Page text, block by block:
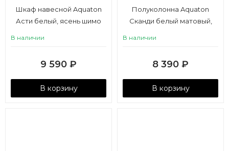
Шкаф навесной Aquaton
Асти белый, ясень шимо
В наличии
9 590 ₽
В корзину
Полуколонна Aquaton
Сканди белый матовый,
В наличии
8 390 ₽
В корзину